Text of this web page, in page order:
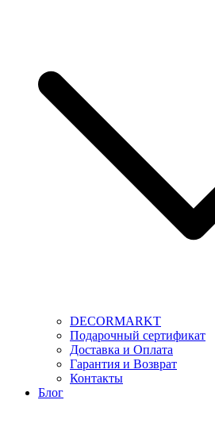
DECORMARKT
Подарочный сертификат
Доставка и Оплата
Гарантия и Возврат
Контакты
Блог